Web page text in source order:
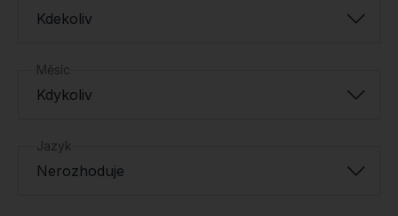
Kdekoliv
Měsíc
Kdykoliv
Jazyk
Nerozhoduje